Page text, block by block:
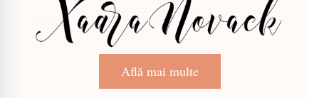
Află mai multe